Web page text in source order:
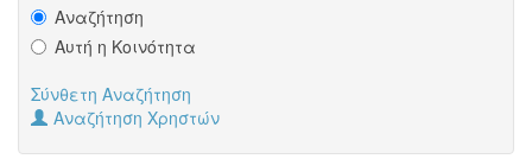
Αναζήτηση
Αυτή η Κοινότητα
Σύνθετη Αναζήτηση
Αναζήτηση Χρηστών